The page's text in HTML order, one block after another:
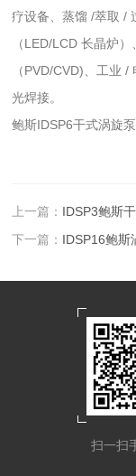
疗设备、蒸馏 /萃取 /
（LED/LCD 长晶炉
（PVD/CVD)、工业
光焊接。
鲍斯IDSP6干式涡旋
上一篇： IDSP3鲍斯
下一篇： IDSP16鲍斯
扫一扫